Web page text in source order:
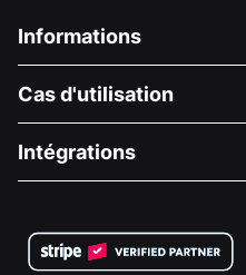
Informations
À propos de nous
Carrières
Confidentialité
Cas d'utilisation
Collecte de fonds médicale
Collecte de fonds caritative
Intégrations
Plugin de don Wix